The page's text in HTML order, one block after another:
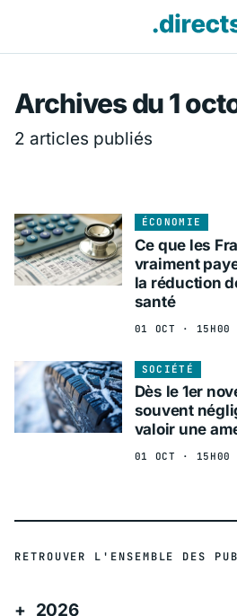
Archives du 1
2 articles publiés
ÉCONOMIE
Ce que les
vraiment
la réduction
santé
01 OCT · 15H00
SOCIÉTÉ
Dès le 1er
souvent
valoir une
01 OCT · 15H00
RETROUVER L'ENSEMBLE DES
2026